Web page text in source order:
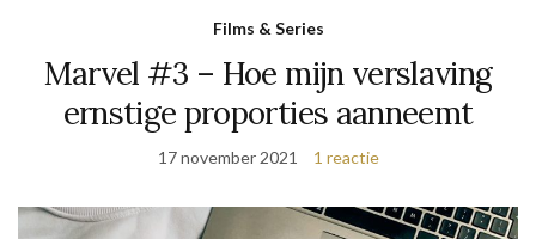
Films & Series
Marvel #3 – Hoe mijn verslaving
ernstige proporties aanneemt
17 november 2021 1 reactie